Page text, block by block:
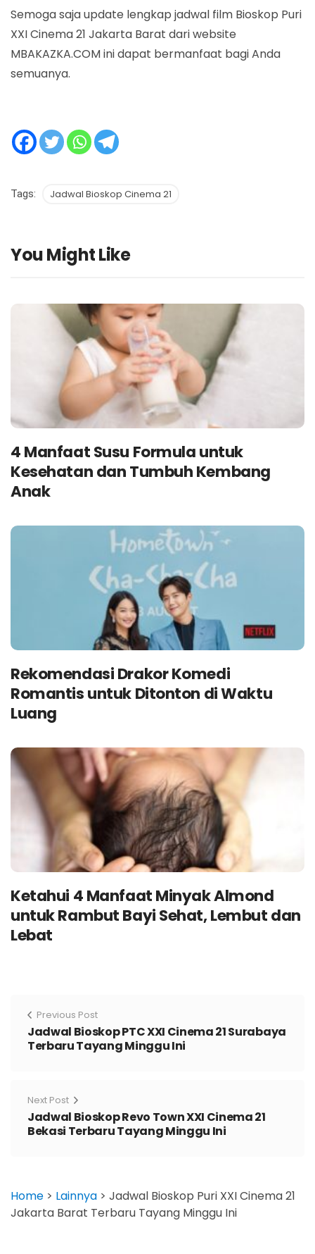
Semoga saja update lengkap jadwal film Bioskop Puri
XXI Cinema 21 Jakarta Barat dari website
MBAKAZKA.COM ini dapat bermanfaat bagi Anda
semuanya.
Tags: Jadwal Bioskop Cinema 21
You Might Like
4 Manfaat Susu Formula untuk
Kesehatan dan Tumbuh Kembang
Anak
Rekomendasi Drakor Komedi
Romantis untuk Ditonton di Waktu
Luang
Ketahui 4 Manfaat Minyak Almond
untuk Rambut Bayi Sehat, Lembut dan
Lebat
Previous Post
Jadwal Bioskop PTC XXI Cinema 21 Surabaya
Terbaru Tayang Minggu Ini
Next Post
Jadwal Bioskop Revo Town XXI Cinema 21
Bekasi Terbaru Tayang Minggu Ini
Home > Lainnya > Jadwal Bioskop Puri XXI Cinema 21
Jakarta Barat Terbaru Tayang Minggu Ini